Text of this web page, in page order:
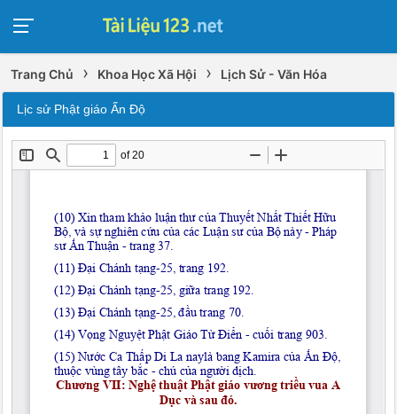
Trang Chủ › Khoa Học Xã Hội › Lịch Sử - Văn Hóa
Lịc sử Phật giáo Ấn Độ